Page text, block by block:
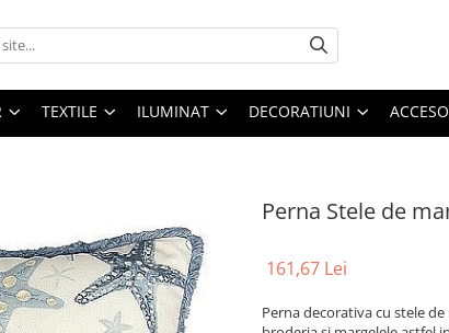
TEXTILE ILUMINAT DECORATIUNI
Perna Stele de
161,67 Lei
Perna decorativa cu stele